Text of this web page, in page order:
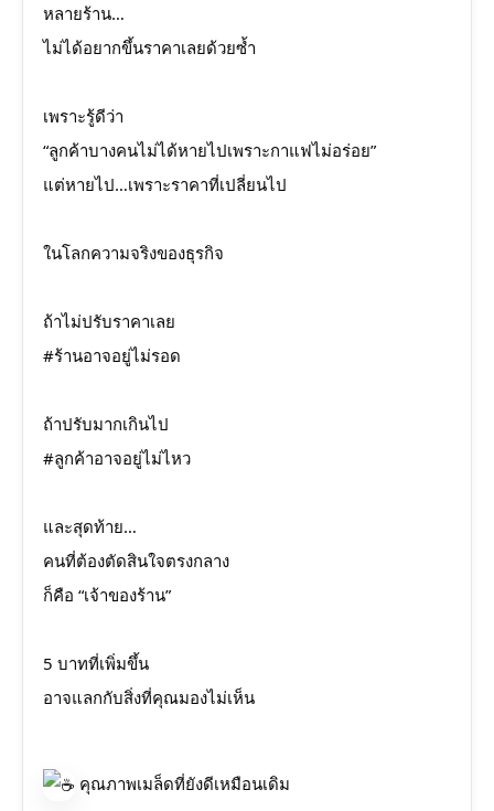
หลายร้าน…
ไม่ได้อยากขึ้นราคาเลยด้วยซ้ำ
เพราะรู้ดีว่า
“ลูกค้าบางคนไม่ได้หายไปเพราะกาแฟไม่อร่อย”
แต่หายไป…เพราะราคาที่เปลี่ยนไป
ในโลกความจริงของธุรกิจ
ถ้าไม่ปรับราคาเลย
#ร้านอาจอยู่ไม่รอด
ถ้าปรับมากเกินไป
#ลูกค้าอาจอยู่ไม่ไหว
และสุดท้าย…
คนที่ต้องตัดสินใจตรงกลาง
ก็คือ “เจ้าของร้าน”
5 บาทที่เพิ่มขึ้น
อาจแลกกับสิ่งที่คุณมองไม่เห็น
คุณภาพเมล็ดที่ยังดีเหมือนเดิม